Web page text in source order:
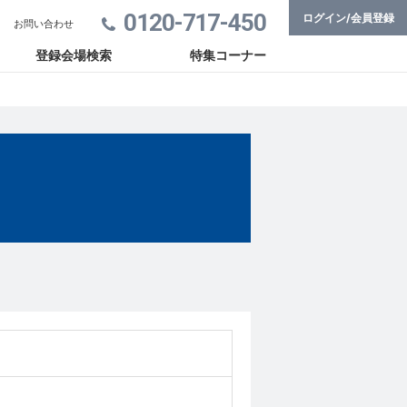
0120-717-450
登録会場検索 特集コーナー
お問い合わせ ログイン/会員登録